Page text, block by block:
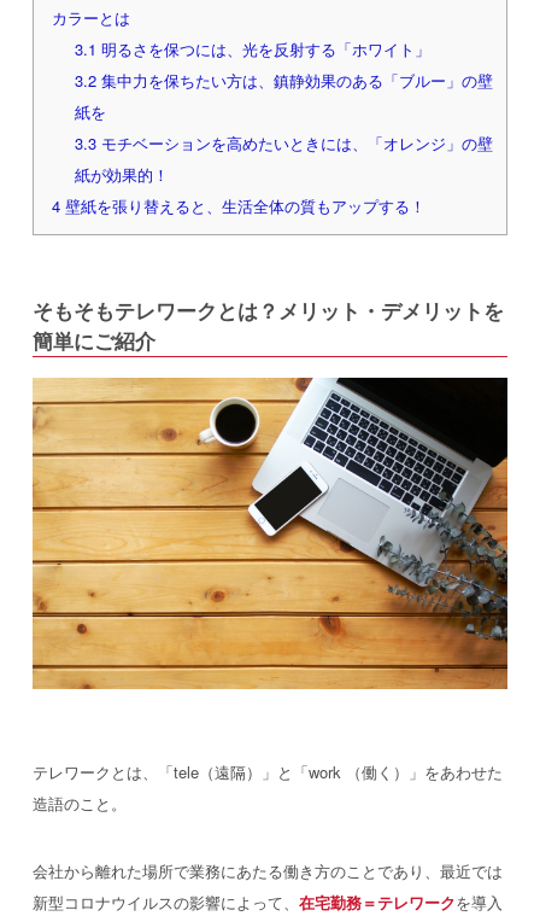
カラーとは
3.1 明るさを保つには、光を反射する「ホワイト」
3.2 集中力を保ちたい方は、鎮静効果のある「ブルー」の壁
紙を
3.3 モチベーションを高めたいときには、「オレンジ」の壁
紙が効果的！
4壁紙を張り替えると、生活全体の質もアップする！
そもそもテレワークとは？メリット・デメリットを
簡単にご紹介
テレワークとは、「tele（遠隔）」と「work （働く）」をあわせた
造語のこと。
会社から離れた場所で業務にあたる働き方のことであり、最近では
新型コロナウイルスの影響によって、 在宅勤務＝テレワークを導入